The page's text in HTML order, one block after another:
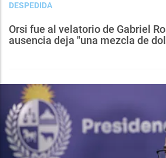
DESPEDIDA
Orsi fue al velatorio de Gabriel
ausencia deja "una mezcla de